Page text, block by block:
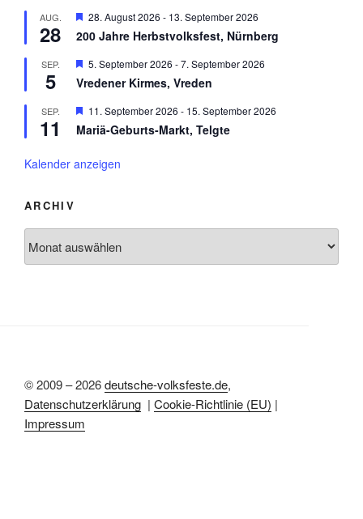
e
n
e
h
o
e
o
r
e
h
o
e
AUG.
28
H
r
o
r
e
h
o
n
28. August 2026 - 13. September 2026
200 Jahre Herbstvolksfest, Nürnberg
SEP.
5
H
r
o
r
h
5. September 2026 -7. September 2026
Vredener Kirmes, Vreden
SEP.
11
H
r
o
o
e
n
11. September 2026 - 15. September 2026
Mariä-Geburts-Markt, Telgte
Kalender anzeigen
ARCHIV
© 2009 – 2026deutsche-volksfeste.de,
Datenschutzerklärung | Cookie-Richtlinie (EU) |
Impressum